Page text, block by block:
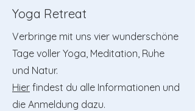
Yoga Retreat
Verbringe mit uns vier wunderschöne
Tage voller Yoga, Meditation, Ruhe
und Natur.
Hier findest du alle Informationen und
die Anmeldung dazu.